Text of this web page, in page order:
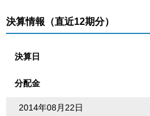
決算情報（直近12期分）
決算日
分配金
2014年08月22日